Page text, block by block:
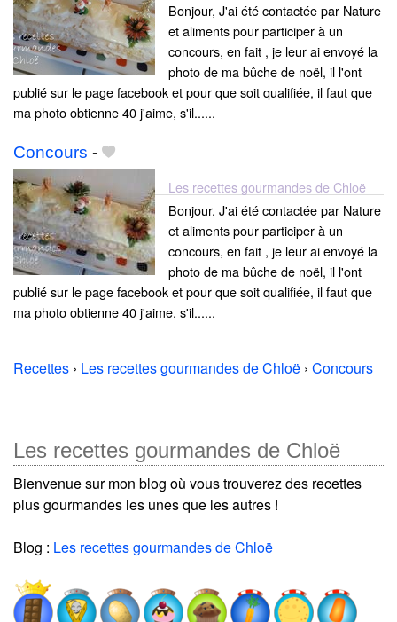
Bonjour, J'ai été contactée par Nature
et aliments pour participer à un
concours, en fait , je leur ai envoyé la
photo de ma bûche de noël, il l'ont
publié sur le page facebook et pour que soit qualifiée, il faut que
ma photo obtienne 40 j'aime, s'il......
Concours -
Les recettes gourmandes de Chloë
Bonjour, J'ai été contactée par Nature
et aliments pour participer à un
concours, en fait , je leur ai envoyé la
photo de ma bûche de noël, il l'ont
publié sur le page facebook et pour que soit qualifiée, il faut que
ma photo obtienne 40 j'aime, s'il......
Recettes › Les recettes gourmandes de Chloë › Concours
Les recettes gourmandes de Chloë
Bienvenue sur mon blog où vous trouverez des recettes
plus gourmandes les unes que les autres !
Blog : Les recettes gourmandes de Chloë